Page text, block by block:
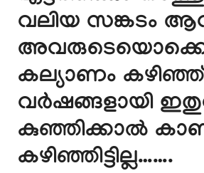
വലിയ സങ്കടം
കല്യാണം കഴിഞ്ഞ്
വർഷങ്ങളായി
കുഞ്ഞിക്കാൽ
കഴിഞ്ഞിട്ടില്ല…….